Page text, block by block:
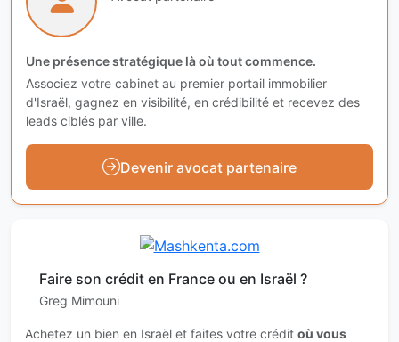
Une présence stratégique là où tout commence.
Associez votre cabinet au premier portail immobilier
d'Israël, gagnez en visibilité, en crédibilité et recevez des
leads ciblés par ville.
Devenir avocat partenaire
Faire son crédit en France ou en Israël ?
Greg Mimouni
Achetez un bien en Israël et faites votre crédit où vous